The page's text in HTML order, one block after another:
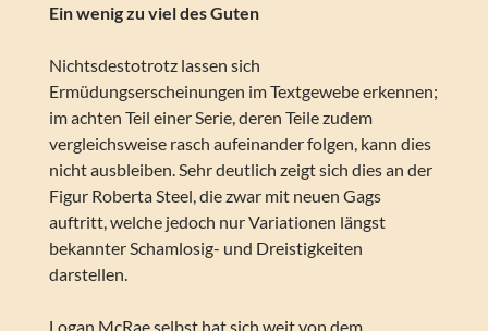
Ein wenig zu viel des Guten
Nichtsdestotrotz lassen sich
Ermüdungserscheinungen im Textgewebe erkennen;
im achten Teil einer Serie, deren Teile zudem
vergleichsweise rasch aufeinander folgen, kann dies
nicht ausbleiben. Sehr deutlich zeigt sich dies an der
Figur Roberta Steel, die zwar mit neuen Gags
auftritt, welche jedoch nur Variationen längst
bekannter Schamlosig- und Dreistigkeiten
darstellen.
Logan McRae selbst hat sich weit von dem